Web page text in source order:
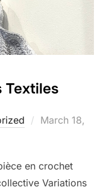
Textiles
Posted
March 18,
en crochet
Variations